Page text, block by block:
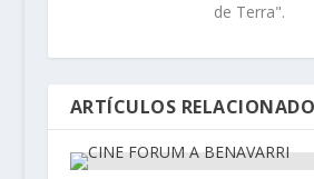
de Terra".
ARTÍCULOS